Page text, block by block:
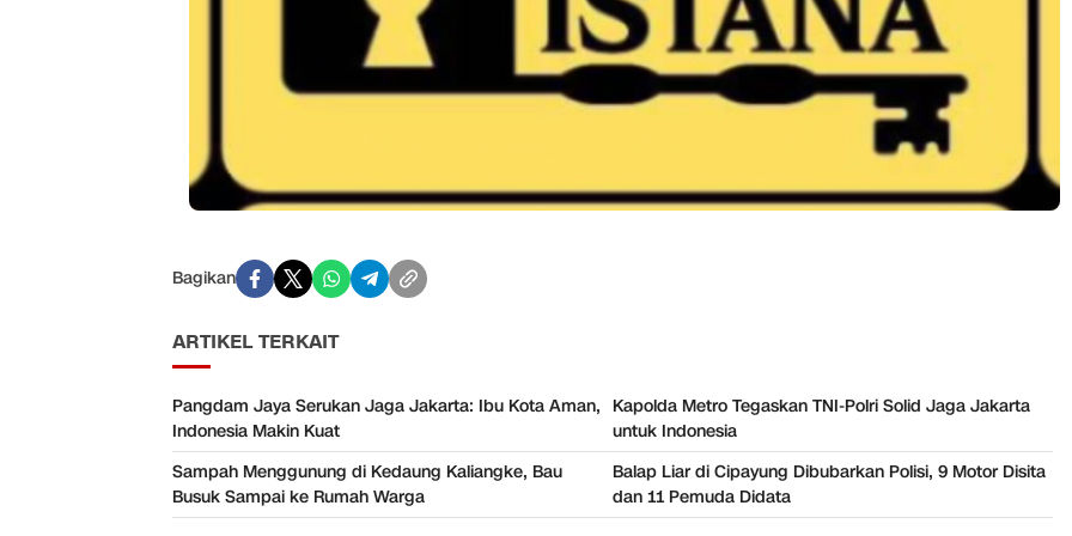
Bagikan
ARTIKEL TERKAIT
Pangdam Jaya Serukan Jaga Jakarta: Ibu Kota Aman,
Indonesia Makin Kuat
Kapolda Metro Tegaskan TNI-Polri Solid Jaga Jakarta
untuk Indonesia
Sampah Menggunung di Kedaung Kaliangke, Bau
Busuk Sampai ke Rumah Warga
Balap Liar di Cipayung Dibubarkan Polisi, 9 Motor Disita
dan 11 Pemuda Didata